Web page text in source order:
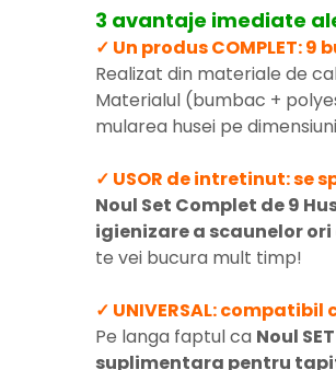
3 avantaje imediate
✓ Un produs COMPLET:
Realizat din materiale de
Materialul (bumbac +
mularea husei pe
✓ USOR de intretinut: se
Noul Set Complet de 9
igienizare a scaunelor
te vei bucura mult timp!
✓ UNIVERSAL:
Pe langa faptul ca Noul
suplimentara pentru